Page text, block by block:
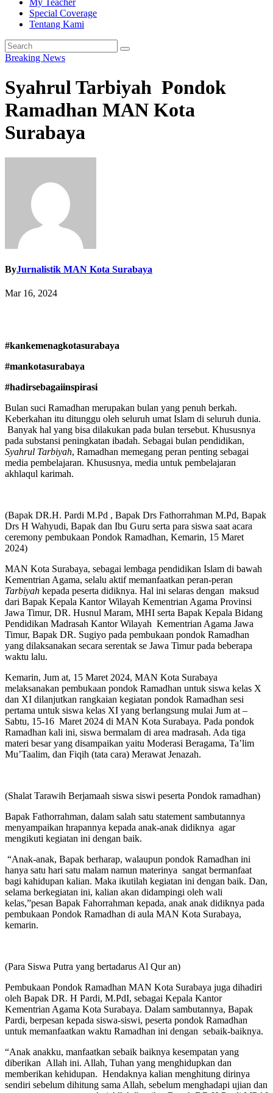
My Teacher
Special Coverage
Tentang Kami
Breaking News
Syahrul Tarbiyah Pondok
Ramadhan MAN Kota
Surabaya
ByJurnalistik MAN Kota Surabaya
Mar 16, 2024
#kankemenagkotasurabaya
#mankotasurabaya
#hadirsebagaiinspirasi
Bulan suci Ramadhan merupakan bulan yang penuh berkah.
Keberkahan itu ditunggu oleh seluruh umat Islam di seluruh dunia.
Banyak hal yang bisa dilakukan pada bulan tersebut. Khususnya
pada substansi peningkatan ibadah. Sebagai bulan pendidikan,
Syahrul Tarbiyah, Ramadhan memegang peran penting sebagai
media pembelajaran. Khususnya, media untuk pembelajaran
akhlaqul karimah.
(Bapak DR.H. Pardi M.Pd , Bapak Drs Fathorrahman M.Pd, Bapak
Drs H Wahyudi, Bapak dan Ibu Guru serta para siswa saat acara
ceremony pembukaan Pondok Ramadhan, Kemarin, 15 Maret
2024)
MAN Kota Surabaya, sebagai lembaga pendidikan Islam di bawah
Kementrian Agama, selalu aktif memanfaatkan peran-peran
Tarbiyah kepada peserta didiknya. Hal ini selaras dengan maksud
dari Bapak Kepala Kantor Wilayah Kementrian Agama Provinsi
Jawa Timur, DR. Husnul Maram, MHI serta Bapak Kepala Bidang
Pendidikan Madrasah Kantor Wilayah Kementrian Agama Jawa
Timur, Bapak DR. Sugiyo pada pembukaan pondok Ramadhan
yang dilaksanakan secara serentak se Jawa Timur pada beberapa
waktu lalu.
Kemarin, Jum at, 15 Maret 2024, MAN Kota Surabaya
melaksanakan pembukaan pondok Ramadhan untuk siswa kelas X
dan XI dilanjutkan rangkaian kegiatan pondok Ramadhan sesi
pertama untuk siswa kelas XI yang berlangsung mulai Jum at –
Sabtu, 15-16 Maret 2024 di MAN Kota Surabaya. Pada pondok
Ramadhan kali ini, siswa bermalam di area madrasah. Ada tiga
materi besar yang disampaikan yaitu Moderasi Beragama, Ta’lim
Mu’Taalim, dan Fiqih (tata cara) Merawat Jenazah.
(Shalat Tarawih Berjamaah siswa siswi peserta Pondok ramadhan)
Bapak Fathorrahman, dalam salah satu statement sambutannya
menyampaikan hrapannya kepada anak-anak didiknya agar
mengikuti kegiatan ini dengan baik.
“Anak-anak, Bapak berharap, walaupun pondok Ramadhan ini
hanya satu hari satu malam namun materinya sangat bermanfaat
bagi kahidupan kalian. Maka ikutilah kegiatan ini dengan baik. Dan,
selama berkegiatan ini, kalian akan didampingi oleh wali
kelas,”pesan Bapak Fahorrahman kepada, anak anak didiknya pada
pembukaan Pondok Ramadhan di aula MAN Kota Surabaya,
kemarin.
(Para Siswa Putra yang bertadarus Al Qur an)
Pembukaan Pondok Ramadhan MAN Kota Surabaya juga dihadiri
oleh Bapak DR. H Pardi, M.PdI, sebagai Kepala Kantor
Kementrian Agama Kota Surabaya. Dalam sambutannya, Bapak
Pardi, berpesan kepada siswa-siswi, peserta pondok Ramadhan
untuk memanfaatkan waktu Ramadhan ini dengan sebaik-baiknya.
“Anak anakku, manfaatkan sebaik baiknya kesempatan yang
diberikan Allah ini. Allah, Tuhan yang menghidupkan dan
memberikan kehidupan. Hendaknya kalian menghitung dirinya
sendiri sebelum dihitung sama Allah, sebelum menghadapi ujian dan